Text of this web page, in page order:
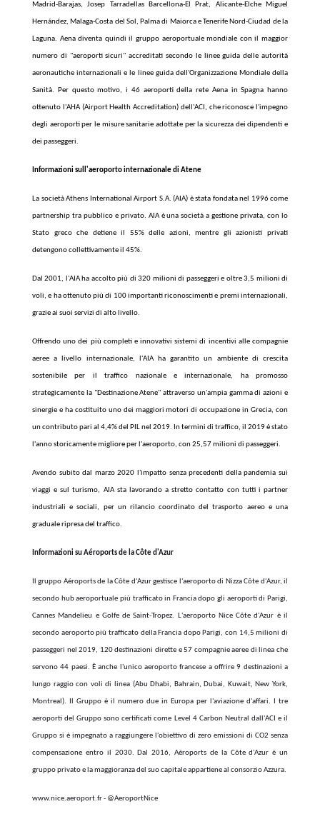
Madrid-Barajas, Josep Tarradellas Barcellona-El Prat, Alicante-Elche Miguel
Hernández, Malaga-Costa del Sol, Palma di Maiorca e Tenerife Nord-Ciudad de la
Laguna. Aena diventa quindi il gruppo aeroportuale mondiale con il maggior
numero di "aeroporti sicuri" accreditati secondo le linee guida delle autorità
aeronautiche internazionali e le linee guida dell'Organizzazione Mondiale della
Sanità. Per questo motivo, i 46 aeroporti della rete Aena in Spagna hanno
ottenuto l'AHA (Airport Health Accreditation) dell'ACI, che riconosce l'impegno
degli aeroporti per le misure sanitarie adottate per la sicurezza dei dipendenti e
dei passeggeri.
Informazioni sull'aeroporto internazionale di Atene
La società Athens International Airport S.A. (AIA) è stata fondata nel 1996 come
partnership tra pubblico e privato. AIA è una società a gestione privata, con lo
Stato greco che detiene il 55% delle azioni, mentre gli azionisti privati
detengono collettivamente il 45%.
Dal 2001, l'AIA ha accolto più di 320 milioni di passeggeri e oltre 3,5 milioni di
voli, e ha ottenuto più di 100 importanti riconoscimenti e premi internazionali,
grazie ai suoi servizi di alto livello.
Offrendo uno dei più completi e innovativi sistemi di incentivi alle compagnie
aeree a livello internazionale, l'AIA ha garantito un ambiente di crescita
sostenibile per il traffico nazionale e internazionale, ha promosso
strategicamente la "Destinazione Atene" attraverso un'ampia gamma di azioni e
sinergie e ha costituito uno dei maggiori motori di occupazione in Grecia, con
un contributo pari al 4,4% del PIL nel 2019. In termini di traffico, il 2019 è stato
l'anno storicamente migliore per l'aeroporto, con 25,57 milioni di passeggeri.
Avendo subito dal marzo 2020 l'impatto senza precedenti della pandemia sui
viaggi e sul turismo, AIA sta lavorando a stretto contatto con tutti i partner
industriali e sociali, per un rilancio coordinato del trasporto aereo e una
graduale ripresa del traffico.
Informazioni su Aéroports de la Côte d'Azur
Il gruppo Aéroports de la Côte d'Azur gestisce l'aeroporto di Nizza Côte d'Azur, il
secondo hub aeroportuale più trafficato in Francia dopo gli aeroporti di Parigi,
Cannes Mandelieu e Golfe de Saint-Tropez. L'aeroporto Nice Côte d'Azur è il
secondo aeroporto più trafficato della Francia dopo Parigi, con 14,5 milioni di
passeggeri nel 2019, 120 destinazioni dirette e 57 compagnie aeree di linea che
servono 44 paesi. È anche l'unico aeroporto francese a offrire 9 destinazioni a
lungo raggio con voli di linea (Abu Dhabi, Bahrain, Dubai, Kuwait, New York,
Montreal). Il Gruppo è il numero due in Europa per l'aviazione d'affari. I tre
aeroporti del Gruppo sono certificati come Level 4 Carbon Neutral dall'ACI e il
Gruppo si è impegnato a raggiungere l'obiettivo di zero emissioni di CO2 senza
compensazione entro il 2030. Dal 2016, Aéroports de la Côte d'Azur è un
gruppo privato e la maggioranza del suo capitale appartiene al consorzio Azzura.
www.nice.aeroport.fr - @AeroportNice